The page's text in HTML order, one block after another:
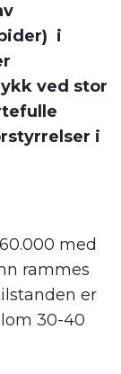
i
ved stor
i
med
rammes
er
30-40